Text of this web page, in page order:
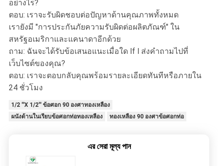
อย่างไร?
ตอบ: เราจะรับผิดชอบต่อปัญหาด้านคุณภาพทั้งหมด
เรายังมี "การประกันภัยความรับผิดต่อผลิตภัณฑ์" ใน
สหรัฐอเมริกาและแคนาดาอีกด้วย
ถาม: ฉันจะได้รับข้อเสนอแนะเมื่อใด lf l ส่งคำถามไปที่
เว็บไซต์ของคุณ?
ตอบ: เราจะตอบกลับคุณพร้อมรายละเอียดทันทีหรือภายใน
24 ชั่วโมง
1/2 ''X 1/2'' ข้อศอก 90 องศาทองเหลือง
ผนังด้านในเรียบข้อศอกท่อทองเหลือง
ทองเหลือง 90 องศาข้อศอกท่อ
এর সেরা মূল্য পান